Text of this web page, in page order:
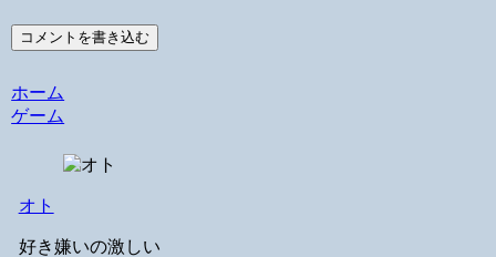
コメントを書き込む
ホーム
ゲーム
オト
好き嫌いの激しい